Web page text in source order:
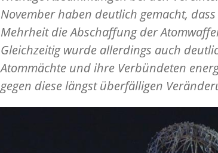
November haben deutlich gemacht,
Mehrheit die Abschaffung der
Gleichzeitig wurde allerdings auch
Atommächte und ihre Verbündeten
gegen diese längst überfälligen